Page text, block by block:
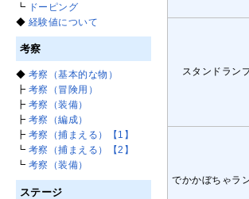
スタンドラン
でかかぼちゃラ
┗ ドーピング
◆ 経験値について
考察
◆ 考察（基本的な物）
┣ 考察（冒険用）
┣ 考察（装備）
┣ 考察（編成）
┣ 考察（捕まえる）【1】
┗ 考察（捕まえる）【2】
┗ 考察（装備）
ステージ